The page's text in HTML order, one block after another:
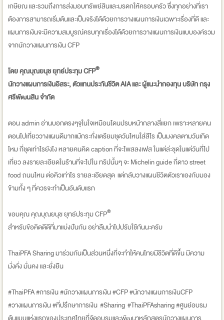
เกษียณ และรวมถึงการส่งมอบทรัพย์สินและมรดกให้ครอบครัว ซึ่งทุกอย่างที่เรา
ต้องการสามารถเริ่มต้นและเป็นจริงได้ด้วยการวางแผนการเงินเฉพาะเรื่องที่ดี และ
แผนการเงินจะมีความสมบูรณ์ครบทุกเรื่องได้ด้วยการวางแผนการเงินแบบองค์รวม
จากนักวางแผนการเงิน CFP
โดย คุณบุณยนุช ยุทธ์ประทุม CFP®
นักวางแผนการเงินอิสระ, ตัวแทนประกันชีวิต AIA และ ผู้แนะนำกองทุน บริษัท กรุง
ศรีพัฒนสิน จำกัด
ตอน admin อ่านบอกตรงๆจุในใจเหมือนโดนปรบหน้ากลางสี่แยก เพราะหลายคน
ตอนไปเที่ยววางแผนดีมากแม้กระทั่งเตรียมชุดวันไหนใส่สีไร เป็นมงคลตามวันเกิด
ไหม กี่ชุดเท่าไรยังไง หลายคนคิด caption ที่จะโพสลงเฟส ในแต่ล่ะชุดในแต่วันที่ไป
เที่ยว ลงรายละเอียดในร้านที่จะไปใน ทริปนั้นๆ จะ Michelin guide กี่ดาว street
food ถนนไหน ต่อคิวเท่าไร รายละเอียดสุด แต่กลับวางแผนชีวิตตัวเราเองกับมอง
ข้ามทั้ง ๆ ที่ควรจะทำเป็นอันดับแรก
ขอบคุณ คุณบุณยนุช ยุทธ์ประทุม CFP®
สำหรับข้อคิดดีดีที่มาแบ่งปันกัน อย่าลืมนำไปปรับใช้กันนะครับ
ThaiPFA Sharing มาร่วมกันเป็นส่วนหนึ่งที่จะทำให้คนไทยมีชีวิตที่ดีขึ้น มีความ
มั่งคั่ง มั่นคง และยั่งยืน
#ThaiPFA #การเงิน #นักวางแผนการเงิน #CFP #นักวางแผนการเงินCFP
#วางแผนการเงิน #ที่ปรึกษาการเงิน #Sharing #ThaiPFAsharing #ศูนย์อบรม